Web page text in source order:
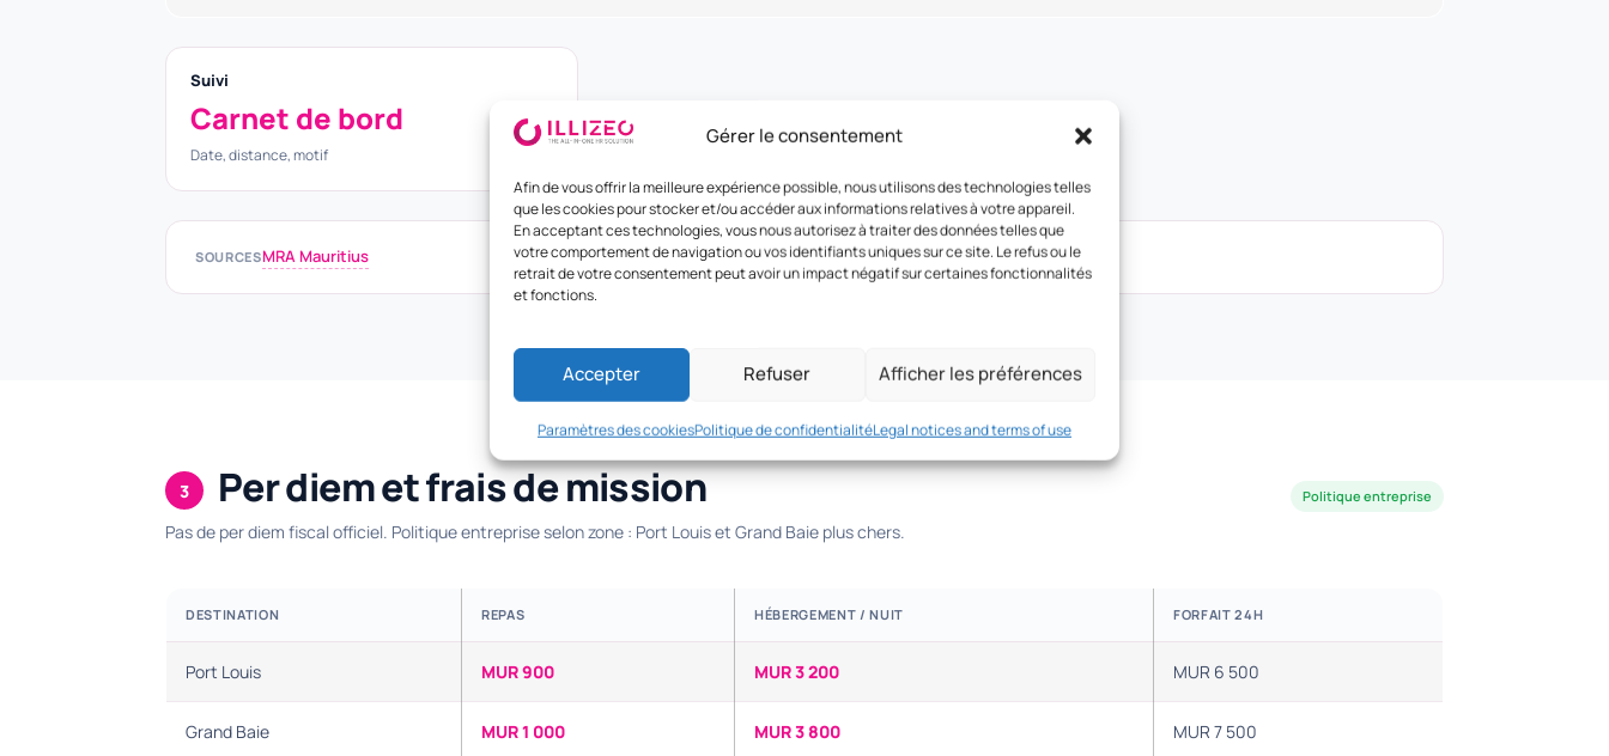
Gérer le consentement
Afin de vous offrir la meilleure expérience possible, nous utilisons des technologies telles
que les cookies pour stocker et/ou accéder aux informations relatives à votre appareil.
En acceptant ces technologies, vous nous autorisez à traiter des données telles que
votre comportement de navigation ou vos identifiants uniques sur ce site. Le refus ou le
retrait de votre consentement peut avoir un impact négatif sur certaines fonctionnalités
et fonctions.
Accepter Refuser Afficher les préférences
Paramètres des cookiesPolitique de confidentialitéLegal notices and terms of use
Suivi
Carnet de bord
Date, distance, motif
SOURCESMRA Mauritius
3 Per diem et frais de mission
Pas de per diem fiscal officiel. Politique entreprise selon zone : Port Louis et Grand Baie plus chers.
Politique entreprise
DESTINATION REPAS HÉBERGEMENT / NUIT FORFAIT 24H
Port Louis MUR 900 MUR 3 200 MUR 6 500
Grand Baie MUR 1 000 MUR 3 800 MUR 7 500